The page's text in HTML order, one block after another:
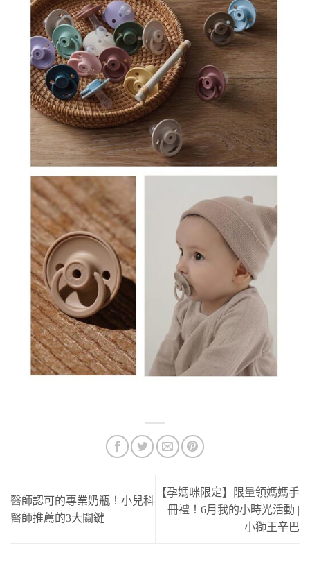
醫師認可的專業奶瓶！小兒科
醫師推薦的3大關鍵
【孕媽咪限定】限量領媽媽手
冊禮！6月我的小時光活動 |
小獅王辛巴